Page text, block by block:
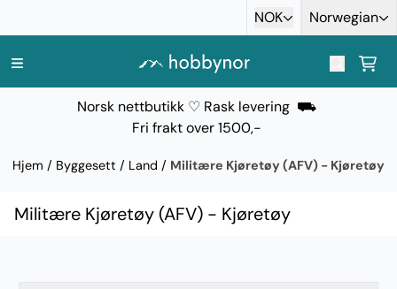
NOK Norwegian
Norsk nettbutikk ♡ Rask levering ⛟
Fri frakt over 1500,-
Hjem / Byggesett / Land / Militære Kjøretøy (AFV) - Kjøretøy
Militære Kjøretøy (AFV) - Kjøretøy